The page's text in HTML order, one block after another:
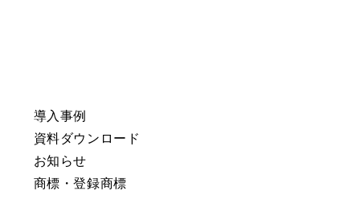
導入事例
資料ダウンロード
お知らせ
商標・登録商標